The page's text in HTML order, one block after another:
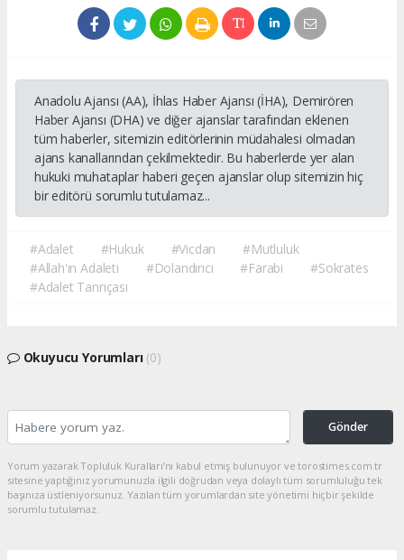
Anadolu Ajansı (AA), İhlas Haber Ajansı (İHA), Demirören
Haber Ajansı (DHA) ve diğer ajanslar tarafından eklenen
tüm haberler, sitemizin editörlerinin müdahalesi olmadan
ajans kanallarından çekilmektedir. Bu haberlerde yer alan
hukuki muhataplar haberi geçen ajanslar olup sitemizin hiç
bir editörü sorumlu tutulamaz...
#Adalet #Hukuk #Vicdan
#Mutluluk
#Allah'ın Adaleti
#Dolandırıcı #Farabi
#Sokrates
#Adalet Tanrıçası
Okuyucu Yorumları (0)
Gönder
Yorum yazarak Topluluk Kuralları’nı kabul etmiş bulunuyor ve torostimes.com.tr
sitesine yaptığınız yorumunuzla ilgili doğrudan veya dolaylı tüm sorumluluğu tek
başınıza üstleniyorsunuz. Yazılan tüm yorumlardan site yönetimi hiçbir şekilde
sorumlu tutulamaz.